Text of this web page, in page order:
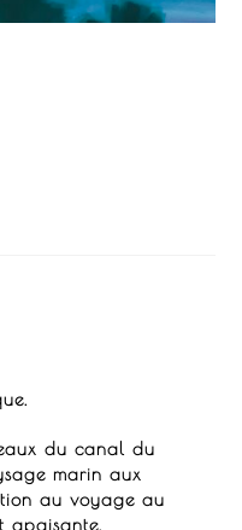
du canal du
marin aux
au voyage au
apaisante.